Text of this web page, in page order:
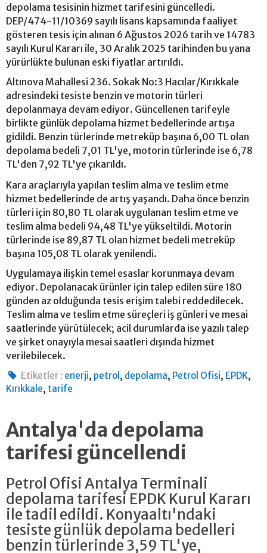
depolama tesisinin hizmet tarifesini güncelledi.
DEP/474-11/10369 sayılı lisans kapsamında faaliyet
gösteren tesis için alınan 6 Ağustos 2026 tarih ve 14783
sayılı Kurul Kararı ile, 30 Aralık 2025 tarihinden bu yana
yürürlükte bulunan eski fiyatlar artırıldı.
Altınova Mahallesi 236. Sokak No:3 Hacılar/Kırıkkale
adresindeki tesiste benzin ve motorin türleri
depolanmaya devam ediyor. Güncellenen tarifeyle
birlikte günlük depolama hizmet bedellerinde artışa
gidildi. Benzin türlerinde metreküp başına 6,00 TL olan
depolama bedeli 7,01 TL'ye, motorin türlerinde ise 6,78
TL'den 7,92 TL'ye çıkarıldı.
Kara araçlarıyla yapılan teslim alma ve teslim etme
hizmet bedellerinde de artış yaşandı. Daha önce benzin
türleri için 80,80 TL olarak uygulanan teslim etme ve
teslim alma bedeli 94,48 TL'ye yükseltildi. Motorin
türlerinde ise 89,87 TL olan hizmet bedeli metreküp
başına 105,08 TL olarak yenilendi.
Uygulamaya ilişkin temel esaslar korunmaya devam
ediyor. Depolanacak ürünler için talep edilen süre 180
günden az olduğunda tesis erişim talebi reddedilecek.
Teslim alma ve teslim etme süreçleri iş günleri ve mesai
saatlerinde yürütülecek; acil durumlarda ise yazılı talep
ve şirket onayıyla mesai saatleri dışında hizmet
verilebilecek.
Etiketler : enerji, petrol , depolama, Petrol Ofisi, EPDK,
Kırıkkale, tarife
Antalya'da depolama
tarifesi güncellendi
Petrol Ofisi Antalya Terminali
depolama tarifesi EPDK Kurul Kararı
ile tadil edildi. Konyaaltı'ndaki
tesiste günlük depolama bedelleri
benzin türlerinde 3,59 TL'ye,